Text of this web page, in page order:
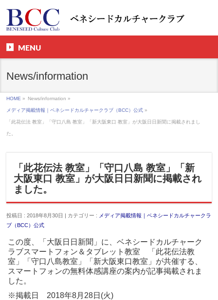
MENU
News/information
HOME » News/information »
メディア掲載情報｜ベネシードカルチャークラブ（BCC）公式 »
「此花伝法 教室」「守口八島 教室」「新大阪東口 教室」が大阪日日新聞に掲載されまし
た。
「此花伝法 教室」「守口八島 教室」「新
大阪東口 教室」が大阪日日新聞に掲載され
ました。
投稿日 : 2018年8月30日 | カテゴリー : メディア掲載情報｜ベネシードカルチャークラ
ブ（BCC）公式
この度、「大阪日日新聞」に、ベネシードカルチャーク
ラブスマートフォン＆タブレット教室 「此花伝法教
室」「守口八島教室」「新大阪東口教室」が共催する、
スマートフォンの無料体感講座の案内が記事掲載されま
した。
※掲載日 2018年8月28日(火)